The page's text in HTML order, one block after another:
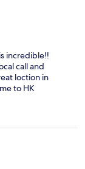
incredible!!
call and
loction in
to HK